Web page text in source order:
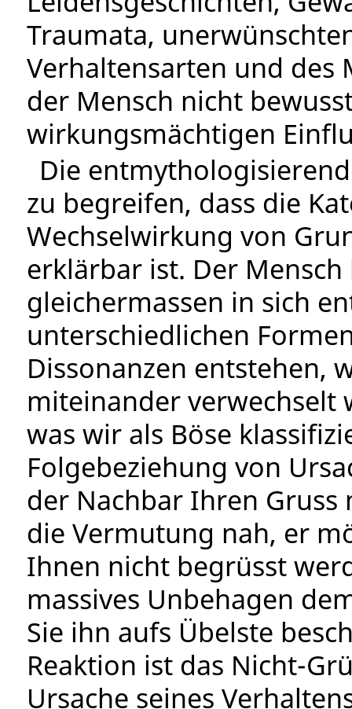
Traumata,
Verhaltensarten und des
der Mensch nicht
wirkungsmächtigen
Die
zu begreifen, dass die
Wechselwirkung von
erklärbar ist. Der
gleichermassen in sich
unterschiedlichen
Dissonanzen entstehen,
miteinander verwechselt
was wir als Böse
Folgebeziehung von
der Nachbar Ihren
die Vermutung nah, er
Ihnen nicht begrüsst
massives Unbehagen
Sie ihn aufs Übelste
Reaktion ist das Nicht-
Ursache seines